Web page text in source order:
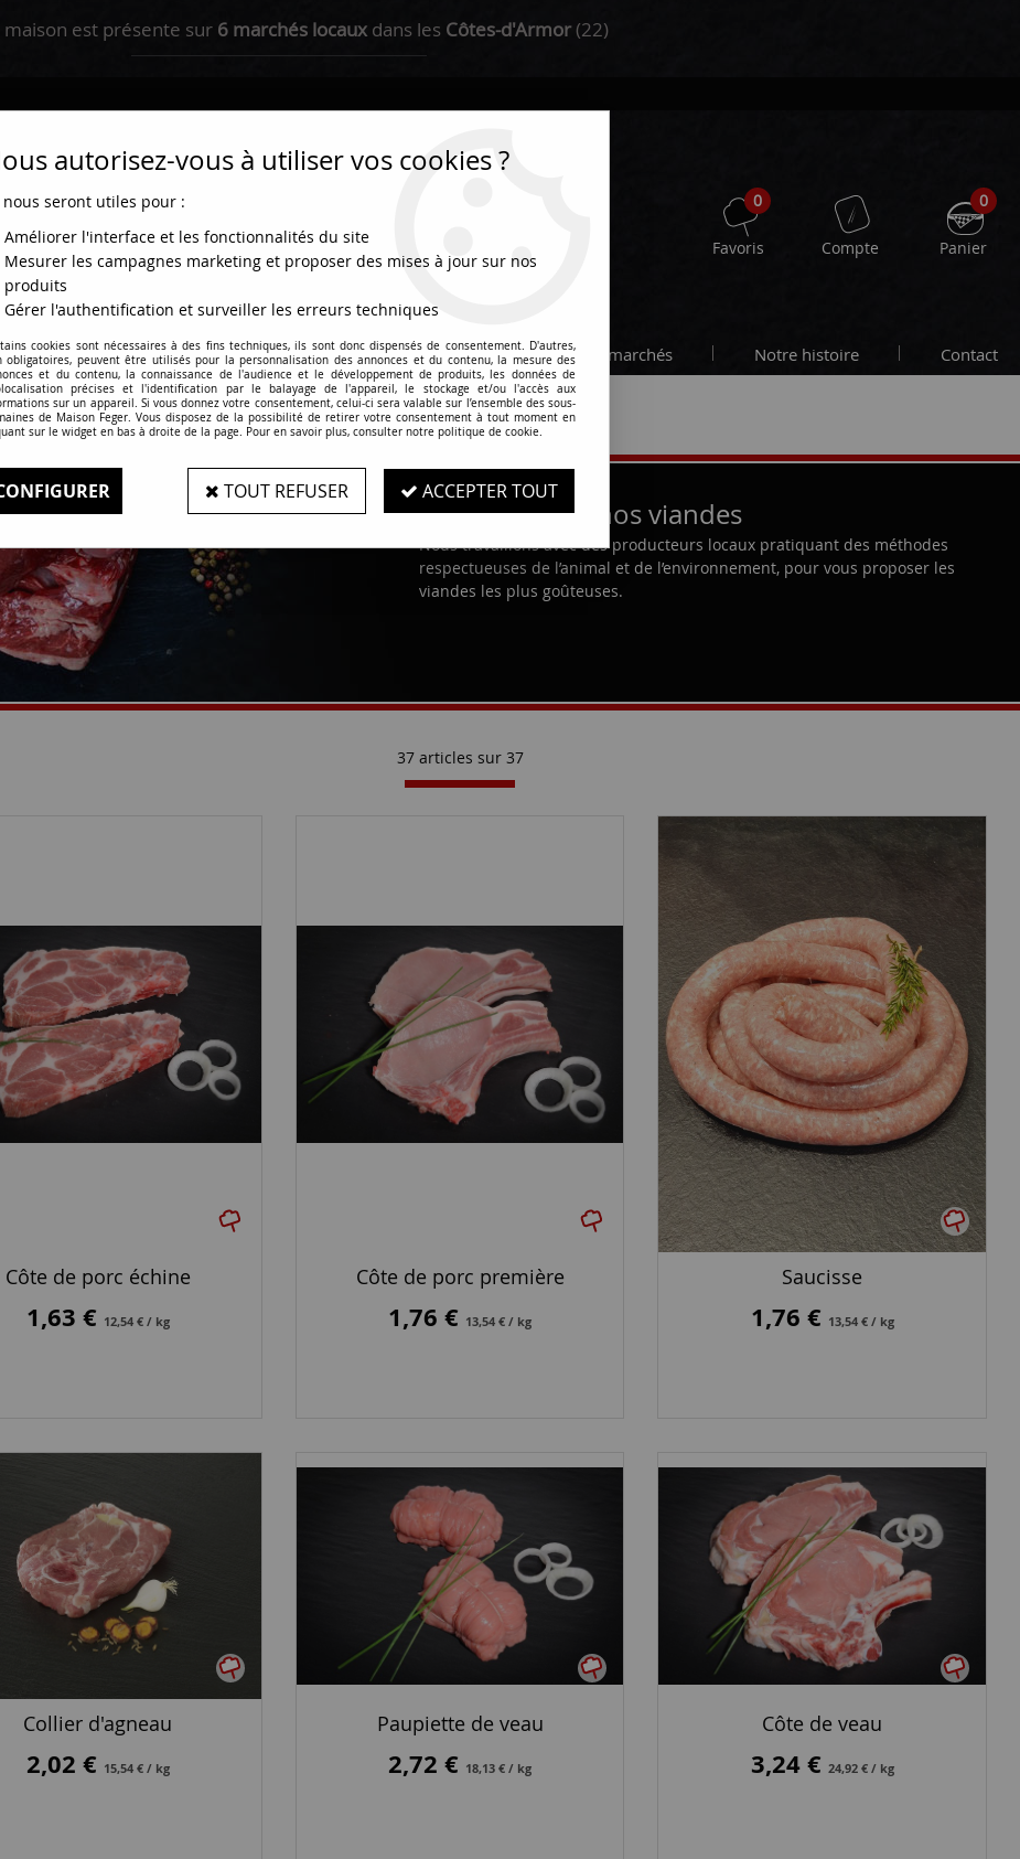
est présente sur 6 marchés locaux dans les Côtes-d'Armor (22)
0
Favoris Compte
0
Panier
Colis / Plateaux Plats cuisinés La boutique Les marchés Notre histoire Contact
Maison Feger, nos viandes
Nous travaillons avec des producteurs locaux pratiquant des méthodes
respectueuses de l’animal et de l’environnement, pour vous proposer les
viandes les plus goûteuses.
37 articles sur 37
Côte de porc échine
1,63 € 12,54 € / kg
Côte de porc première
1,76 € 13,54 € / kg
Saucisse
1,76 € 13,54 € / kg
Collier d'agneau
2,02 € 15,54 € / kg
Paupiette de veau
2,72 € 18,13 € / kg
Côte de veau
3,24 € 24,92 € / kg
autorisez-vous à utiliser vos cookies ?
nous seront utiles pour :
Améliorer l'interface et les fonctionnalités du site
Mesurer les campagnes marketing et proposer des mises à jour sur nos
produits
Gérer l'authentification et surveiller les erreurs techniques
cookies sont nécessaires à des fins techniques, ils sont donc dispensés de consentement. D'autres,
obligatoires, peuvent être utilisés pour la personnalisation des annonces et du contenu, la mesure des
et du contenu, la connaissance de l'audience et le développement de produits, les données de
précises et l'identification par le balayage de l'appareil, le stockage et/ou l'accès aux
sur un appareil. Si vous donnez votre consentement, celui-ci sera valable sur l’ensemble des sous-
de Maison Feger. Vous disposez de la possibilité de retirer votre consentement à tout moment en
sur le widget en bas à droite de la page. Pour en savoir plus, consulter notre politique de cookie.
TOUT REFUSER ACCEPTER TOUT